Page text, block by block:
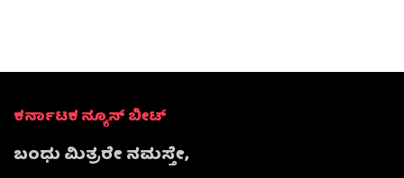
ಕರ್ನಾಟಕ ನ್ಯೂಸ್ ಬೀಟ್
ಬಂಧು ಮಿತ್ರರೇ ನಮಸ್ತೇ,